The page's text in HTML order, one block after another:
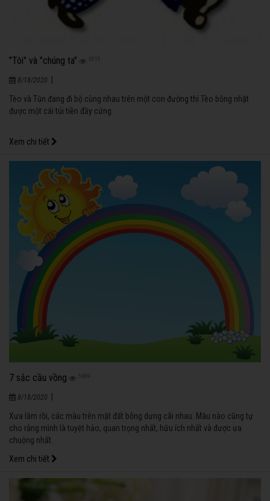
"Tôi" và "chúng ta" 3015
8/18/2020
Tèo và Tũn đang đi bộ cùng nhau trên một con đường thì Tèo bỗng nhặt
được một cái túi tiền đầy cứng.
Xem chi tiết
7 sắc cầu vồng 5609
8/18/2020
Xưa lắm rồi, các màu trên mặt đất bỗng dưng cãi nhau. Màu nào cũng tự
cho rằng mình là tuyệt hảo, quan trọng nhất, hữu ích nhất và được ưa
chuộng nhất.
Xem chi tiết